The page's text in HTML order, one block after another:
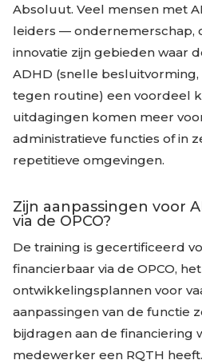
Absoluut. Veel mensen met
leiders — ondernemerschap,
innovatie zijn gebieden waar
ADHD (snelle
tegen routine) een voordeel
uitdagingen komen meer
administratieve functies of in
repetitieve omgevingen.
Zijn aanpassingen voor
via de OPCO?
De training is gecertificeerd
financierbaar via de OPCO,
ontwikkelingsplannen voor
aanpassingen van de functie
bijdragen aan de financiering
medewerker een RQTH